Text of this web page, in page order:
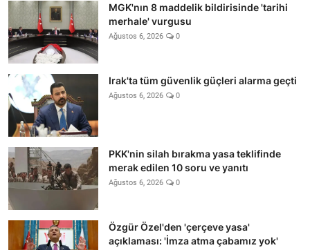
MGK'nın 8 maddelik bildirisinde 'tarihi
merhale' vurgusu
Ağustos 6, 2026 0
Irak'ta tüm güvenlik güçleri alarma geçti
Ağustos 6, 2026 0
PKK'nin silah bırakma yasa teklifinde
merak edilen 10 soru ve yanıtı
Ağustos 6, 2026 0
Özgür Özel'den 'çerçeve yasa'
açıklaması: 'İmza atma çabamız yok'